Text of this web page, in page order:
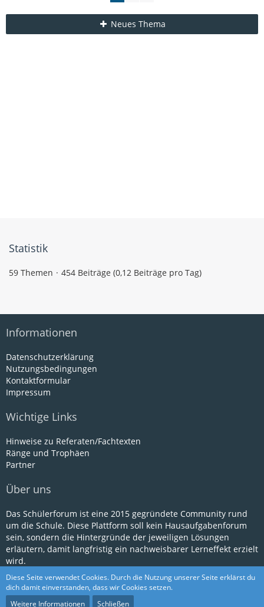
Neues Thema
Statistik
59 Themen 454 Beiträge (0,12 Beiträge pro Tag)
Informationen
Datenschutzerklärung
Nutzungsbedingungen
Kontaktformular
Impressum
Wichtige Links
Hinweise zu Referaten/Fachtexten
Ränge und Trophäen
Partner
Über uns
Das Schülerforum ist eine 2015 gegründete Community rund
um die Schule. Diese Plattform soll kein Hausaufgabenforum
sein, sondern die Hintergründe der jeweiligen Lösungen
erläutern, damit langfristig ein nachweisbarer Lerneffekt erzielt
wird.
Community-Software:
Diese Seite verwendet Cookies. Durch die Nutzung unserer Seite erklärst du
dich damit einverstanden, dass wir Cookies setzen.
Weitere Informationen
Schließen